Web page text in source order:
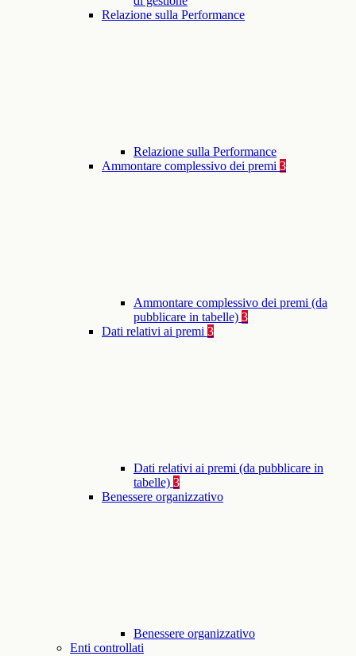
Relazione sulla Performance
Relazione sulla Performance
Ammontare complessivo dei premi 3
Ammontare complessivo dei premi (da
pubblicare in tabelle) 3
Dati relativi ai premi 3
Dati relativi ai premi (da pubblicare in
tabelle) 3
Benessere organizzativo
Benessere organizzativo
Enti controllati